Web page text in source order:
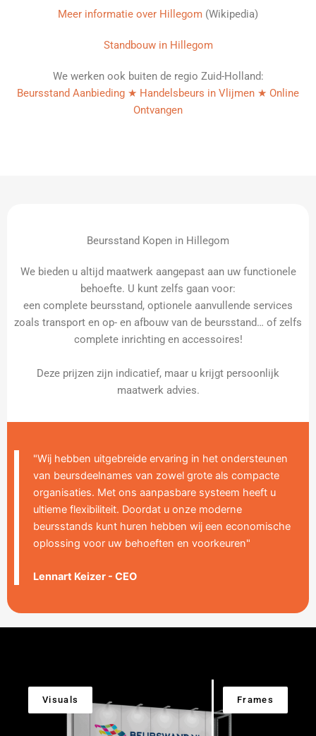
Meer informatie over Hillegom (Wikipedia)
Standbouw in Hillegom
We werken ook buiten de regio Zuid-Holland:
Beursstand Aanbieding ★ Handelsbeurs in Vlijmen ★ Online
Ontvangen
Beursstand Kopen in Hillegom
We bieden u altijd maatwerk aangepast aan uw functionele
behoefte. U kunt zelfs gaan voor:
een complete beursstand, optionele aanvullende services
zoals transport en op- en afbouw van de beursstand… of zelfs
complete inrichting en accessoires!
Deze prijzen zijn indicatief, maar u krijgt persoonlijk
maatwerk advies.
"Wij hebben uitgebreide ervaring in het ondersteunen
van beursdeelnames van zowel grote als compacte
organisaties. Met ons aanpasbare systeem heeft u
ultieme flexibiliteit. Doordat u onze moderne
beursstands kunt huren hebben wij een economische
oplossing voor uw behoeften en voorkeuren"
Lennart Keizer - CEO